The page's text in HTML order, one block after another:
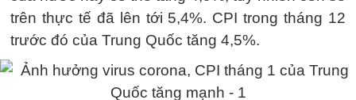
trên thực tế đã lên tới 5,4%. CPI trong tháng 12
trước đó của Trung Quốc tăng 4,5%.